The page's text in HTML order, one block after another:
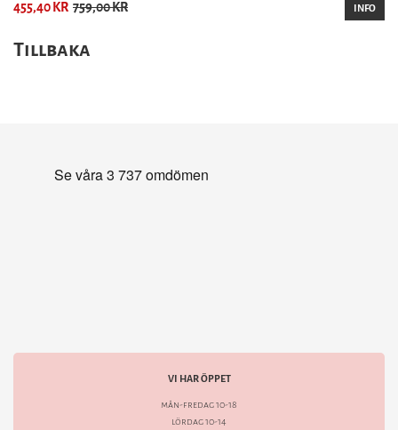
455,40 KR 759,00 KR INFO
Tillbaka
VI HAR ÖPPET
mån-fredag 10-18
lördag 10-14